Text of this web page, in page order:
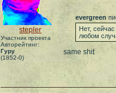
stepler
Участник проекта
Авторейтинг:
Гуру
(1852-0)
evergreen
Нет,
любом
same shit